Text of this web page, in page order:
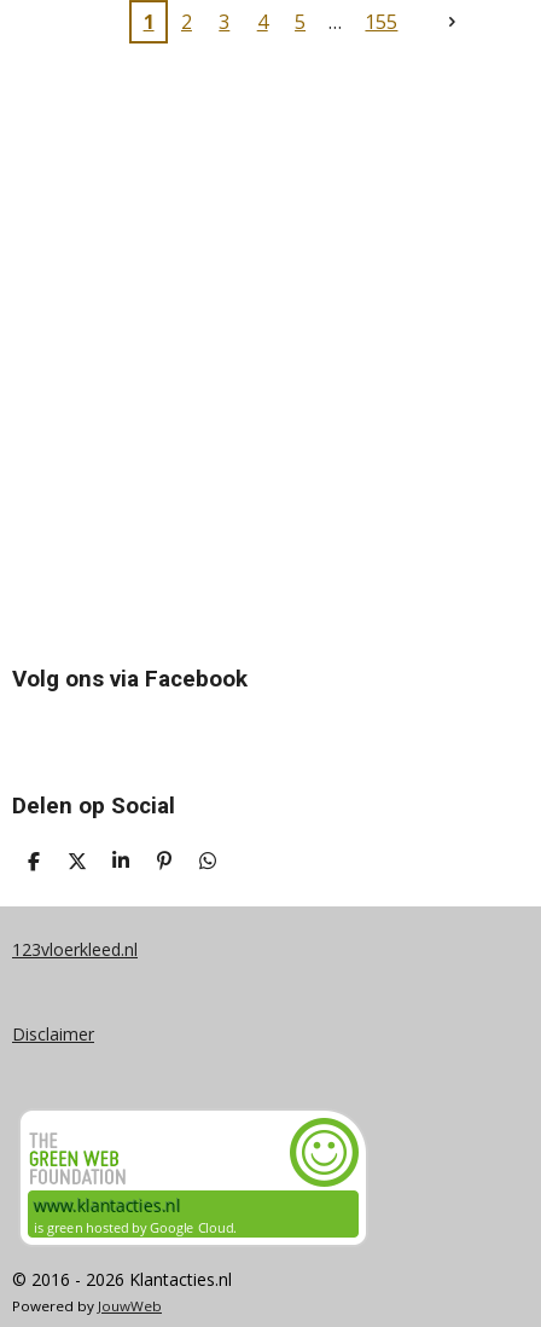
1
2 3 4 5 155
Volg ons via Facebook
Delen op Social
D
L
N
D
E
S
A
E
P
N
D
L
123vloerkleed.nl
Disclaimer
© 2016 - 2026 Klantacties.nl
Powered by JouwWeb